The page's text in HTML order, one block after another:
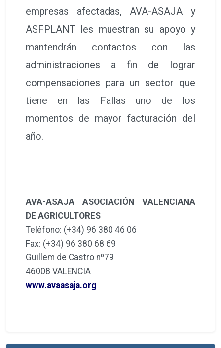
empresas afectadas, AVA-ASAJA y
ASFPLANT les muestran su apoyo y
mantendrán contactos con las
administraciones a fin de lograr
compensaciones para un sector que
tiene en las Fallas uno de los
momentos de mayor facturación del
año.
AVA-ASAJA ASOCIACIÓN VALENCIANA
DE AGRICULTORES
Teléfono: (+34) 96 380 46 06
Fax: (+34) 96 380 68 69
Guillem de Castro nº79
46008 VALENCIA
www.avaasaja.org